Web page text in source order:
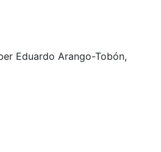
Eduardo Arango-Tobón,